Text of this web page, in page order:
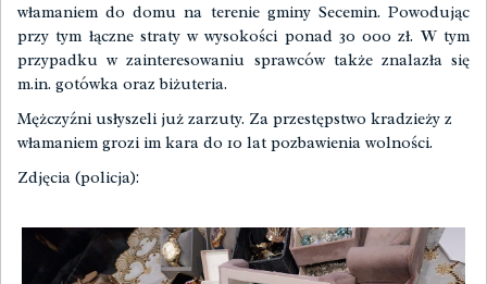
włamaniem do domu na terenie gminy Secemin. Powodując
przy tym łączne straty w wysokości ponad 30 000 zł. W tym
przypadku w zainteresowaniu sprawców także znalazła się
m.in. gotówka oraz biżuteria.
Mężczyźni usłyszeli już zarzuty. Za przestępstwo kradzieży z
włamaniem grozi im kara do 10 lat pozbawienia wolności.
Zdjęcia (policja):